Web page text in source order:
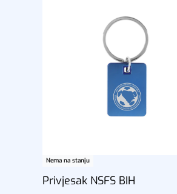
Nema na stanju
Privjesak NSFS BIH